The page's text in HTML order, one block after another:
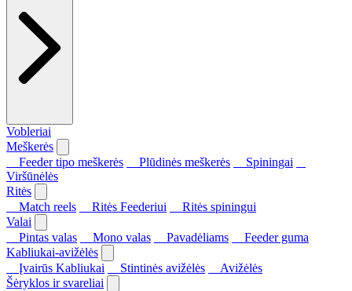
Vobleriai
Meškerės
Feeder tipo meškerės
Plūdinės meškerės
Spiningai
Viršūnėlės
Ritės
Match reels
Ritės Feederiui
Ritės spiningui
Valai
Pintas valas
Mono valas Pavadėliams
Feeder guma
Kabliukai-avižėlės
Įvairūs Kabliukai
Stintinės avižėlės
Avižėlės
Šėryklos ir svareliai